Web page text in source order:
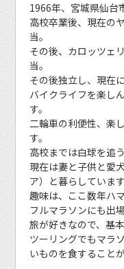
1966年、宮城県仙台
高校卒業後、現在の
当。
その後、カロッツェ
当。
その後独立し、現在
バイクライフを楽し
す。
二輪車の利便性、楽
す。
高校までは白球を追
現在は妻と子供と愛
ア）と暮らしています
趣味は、ここ数年ハ
フルマラソンにも出
旅が好きなので、基
ツーリングでもマラ
いものを食すること